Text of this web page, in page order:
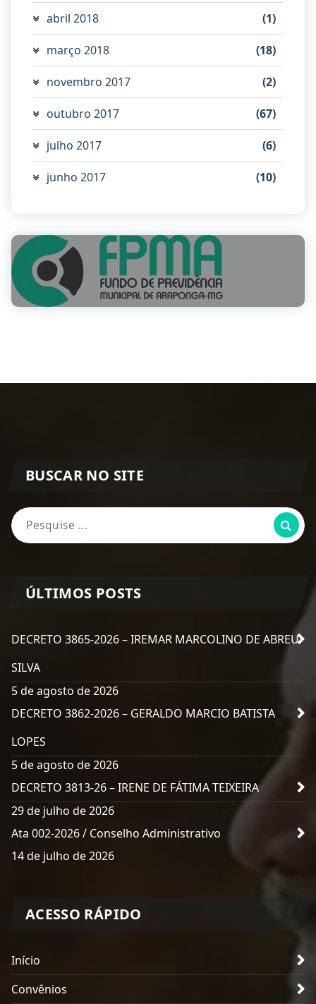
abril 2018 (1)
março 2018 (18)
novembro 2017 (2)
outubro 2017 (67)
julho 2017 (6)
junho 2017 (10)
BUSCAR NO SITE
Pesquisa
por:
ÚLTIMOS POSTS
DECRETO 3865-2026 – IREMAR MARCOLINO DE ABREU
SILVA
5 de agosto de 2026
DECRETO 3862-2026 – GERALDO MARCIO BATISTA
LOPES
5 de agosto de 2026
DECRETO 3813-26 – IRENE DE FÁTIMA TEIXEIRA
29 de julho de 2026
Ata 002-2026 / Conselho Administrativo
14 de julho de 2026
ACESSO RÁPIDO
Início
Convênios